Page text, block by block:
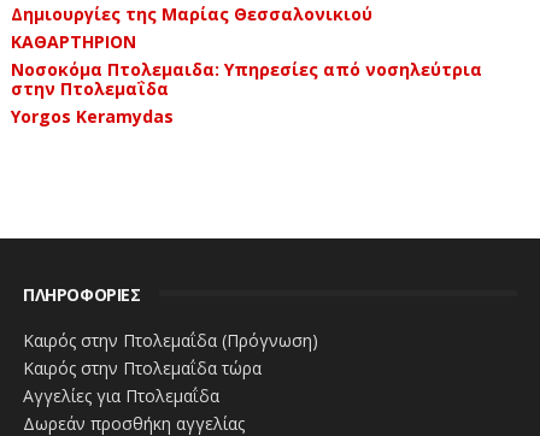
Δημιουργίες της Μαρίας Θεσσαλονικιού
ΚΑΘΑΡΤΗΡΙΟΝ
Νοσοκόμα Πτολεμαιδα: Υπηρεσίες από νοσηλεύτρια
στην Πτολεμαΐδα
Yorgos Keramydas
ΠΛΗΡΟΦΟΡΙΕΣ
Καιρός στην Πτολεμαΐδα (Πρόγνωση)
Καιρός στην Πτολεμαΐδα τώρα
Αγγελίες για Πτολεμαΐδα
Δωρεάν προσθήκη αγγελίας